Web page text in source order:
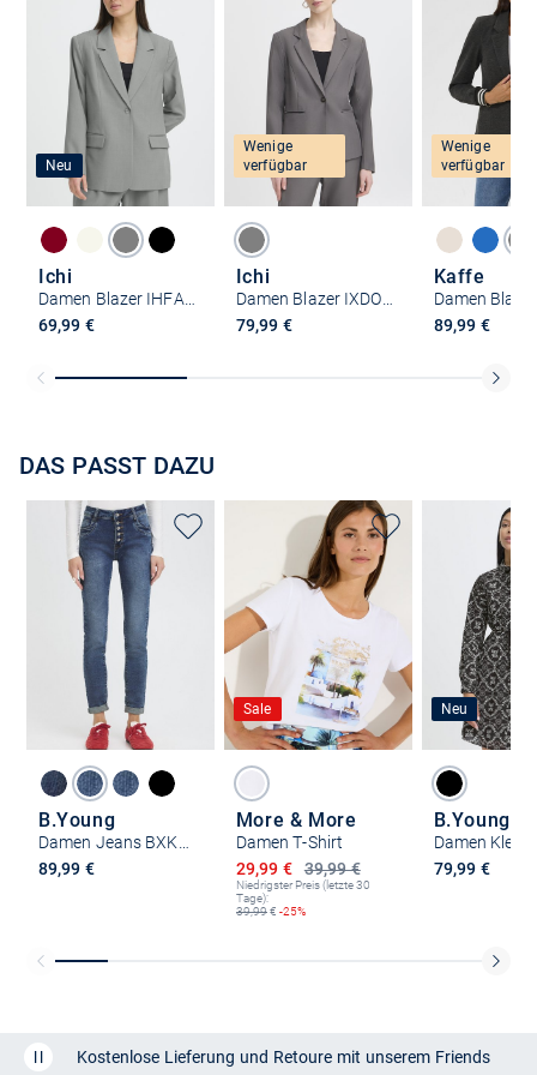
Neu
Ichi
69,99 €
Wenige
verfügbar
Ichi
79,99 €
Wenige
verfügbar
Kaffe
Damen
89,99 €
DAS PASST DAZU
B.Young
Damen Jeans BXKAILY Normale Passform
89,99 €
Sale
More & More
Damen T-Shirt
39,99 €
Ermäßigter Preis
29,99 €
Niedrigster Preis (letzte 30
Tage):
39,99€ -25%
Neu
B.Young
79,99 €
Kostenlose Lieferung und Retoure mit unserem Friends